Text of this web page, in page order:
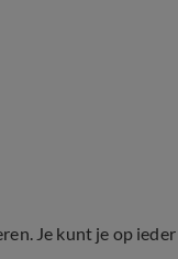
Je kunt je op